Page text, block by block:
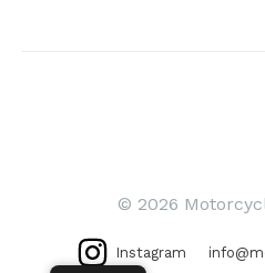
© 2026
Instagram